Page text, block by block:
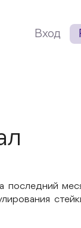
Вход
последний